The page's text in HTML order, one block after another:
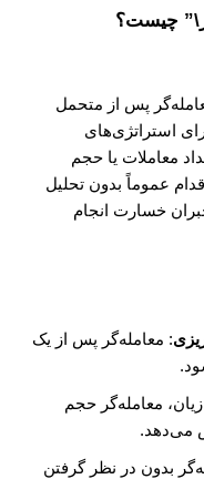
چیست؟
پس از متحمل
استراتژی‌های
معاملات یا حجم
عموماً بدون تحلیل
خسارت انجام
: معامله‌گر پس از یک
معامله‌گر حجم
می‌دهد.
بدون در نظر گرفتن